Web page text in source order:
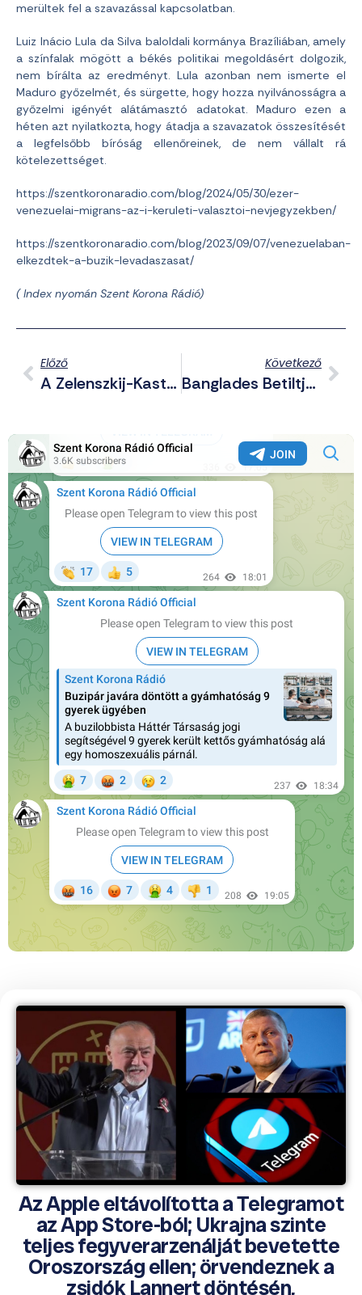
merültek fel a szavazással kapcsolatban.
Luiz Inácio Lula da Silva baloldali kormánya Brazíliában, amely
a színfalak mögött a békés politikai megoldásért dolgozik,
nem bírálta az eredményt. Lula azonban nem ismerte el
Maduro győzelmét, és sürgette, hogy hozza nyilvánosságra a
győzelmi igényét alátámasztó adatokat. Maduro ezen a
héten azt nyilatkozta, hogy átadja a szavazatok összesítését
a legfelsőbb bíróság ellenőreinek, de nem vállalt rá
kötelezettséget.
https://szentkoronaradio.com/blog/2024/05/30/ezer-
venezuelai-migrans-az-i-keruleti-valasztoi-nevjegyzekben/
https://szentkoronaradio.com/blog/2023/09/07/venezuelaban-
elkezdtek-a-buzik-levadaszasat/
( Index nyomán Szent Korona Rádió)
Előző
A Zelenszkij-Kastély Lerombolása Okozhatja Klicsko Bukását
Következő
Banglades Betiltja A WhatsAppot, Az Instagramot, A YouTube-Ot És Más Közösségi Oldalakat Is
Az Apple eltávolította a Telegramot
az App Store-ból; Ukrajna szinte
teljes fegyverarzenálját bevetette
Oroszország ellen; örvendeznek a
zsidók Lannert döntésén,